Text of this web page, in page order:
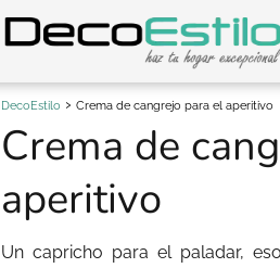
DecoEstilo Crema de cangrejo para el aperitivo
Crema de
aperitivo
Un capricho para el paladar,